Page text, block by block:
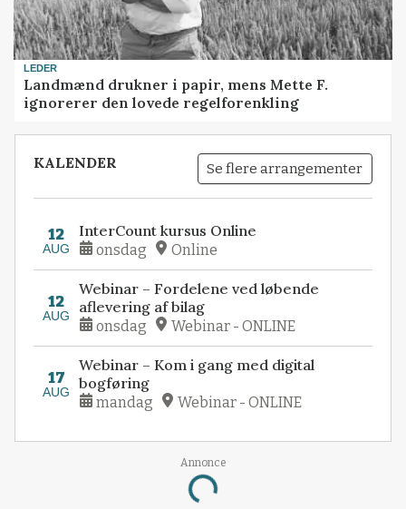
LEDER
Landmænd drukner i papir, mens Mette F.
ignorerer den lovede regelforenkling
KALENDER Se flere arrangementer
12
AUG
InterCount kursus Online
onsdag Online
12
AUG
Webinar – Fordelene ved løbende
aflevering af bilag
onsdag Webinar - ONLINE
17
AUG
Webinar – Kom i gang med digital
bogføring
mandag Webinar - ONLINE
Annonce